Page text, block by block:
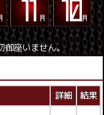
御座いません。
詳細 結果